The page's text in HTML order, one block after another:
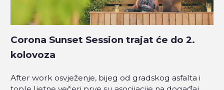
Corona Sunset Session trajat će do 2.
kolovoza
After work osvježenje, bijeg od gradskog asfalta i